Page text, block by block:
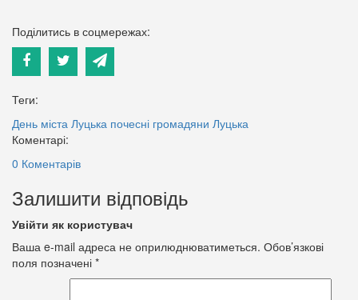
Поділитись в соцмережах:
Теги:
День міста Луцька почесні громадяни Луцька
Коментарі:
0 Коментарів
Залишити відповідь
Увійти як користувач
Ваша e-mail адреса не оприлюднюватиметься. Обов’язкові
поля позначені *